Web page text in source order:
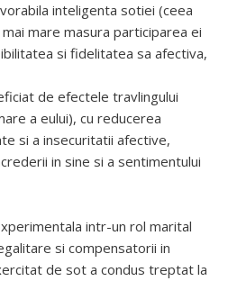
inteligenta sotiei (ceea
mare masura participarea ei
si fidelitatea sa afectiva,
de efectele travlingului
a eului), cu reducerea
si a insecuritatii afective,
in sine si a sentimentului
intr-un rol marital
si compensatorii in
de sot a condus treptat la